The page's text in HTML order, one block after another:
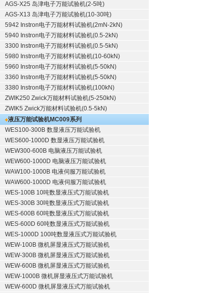
AGS-X25 岛津电子万能试验机(2-5吨)
AGS-X13 岛津电子万能试验机(10-30吨)
5942 Instron电子万能材料试验机(2mN-2kN)
5940 Instron电子万能材料试验机(0.5-2kN)
3300 Instron电子万能材料试验机(0.5-5kN)
5980 Instron电子万能材料试验机(10-60kN)
5960 Instron电子万能材料试验机(5-50kN)
3360 Instron电子万能材料试验机(5-50kN)
3380 Instron电子万能材料试验机(100kN)
ZWIK250 Zwick万能材料试验机(5-250kN)
ZWIK5 Zwick万能材料试验机(0.5-5kN)
液压万能试验机MC009系列
WES100-300B 数显液压万能试验机
WES600-1000D 数显液压万能试验机
WEW300-600B 电脑液压万能试验机
WEW600-1000D 电脑液压万能试验机
WAW100-1000B 电液伺服万能试验机
WAW600-1000D 电液伺服万能试验机
WES-100B 10吨数显液压式万能试验机
WES-300B 30吨数显液压式万能试验机
WES-600B 60吨数显液压式万能试验机
WES-600D 60吨数显液压式万能试验机
WES-1000D 100吨数显液压式万能试验机
WEW-100B 微机屏显液压式万能试验机
WEW-300B 微机屏显液压式万能试验机
WEW-600B 微机屏显液压式万能试验机
WEW-1000B 微机屏显液压式万能试验机
WEW-600D 微机屏显液压式万能试验机